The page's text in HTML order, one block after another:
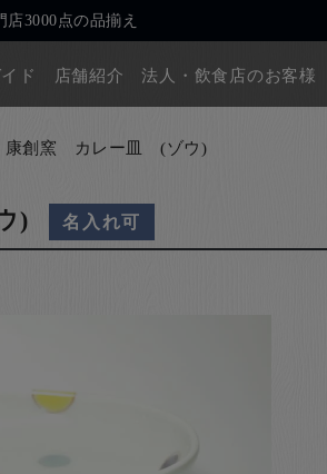
3000点の品揃え
ド 店舗紹介 法人・飲食店のお客様
康創窯 カレー皿 (ゾウ)
) 名入れ可